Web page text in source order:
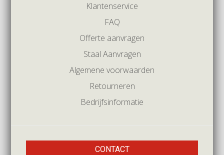
Klantenservice
FAQ
Offerte aanvragen
Staal Aanvragen
Algemene voorwaarden
Retourneren
Bedrijfsinformatie
CONTACT